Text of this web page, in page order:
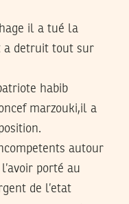
il a tué la
a detruit tout sur
habib
marzouki,il a
autour
porté au
de l’etat